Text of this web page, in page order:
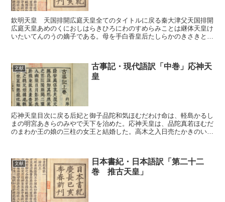
欽明天皇 天国排開広庭天皇全てのタイトルに戻る秦大津父天国排開
広庭天皇あめのくにおしはらきひろにわのすめらみことは継体天皇け
いたいてんのうの嫡子である。母を手白香皇后たしらかのきさきとい
文献
古事記・現代語訳「中巻」応神天
皇
応神天皇目次に戻る后妃と御子品陀和気ほむだわけ命は、軽島かるし
まの明宮あきらのみやで天下を治めた。応神天皇は、品陀真若ほむだ
のまわか王の娘の三柱の女王と結婚した。高木之入日売たかきのいり
文献
日本書紀・日本語訳「第二十二
巻 推古天皇」